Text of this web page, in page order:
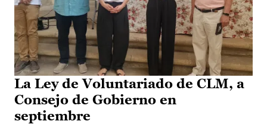
La Ley de Voluntariado de CLM, a
Consejo de Gobierno en
septiembre